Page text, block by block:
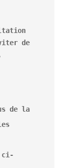
de
de la
ci-